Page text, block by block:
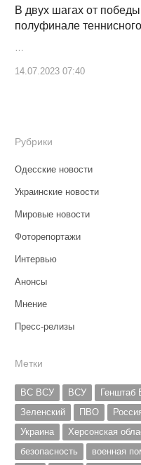
В двух шагах от
полуфинале
14.07.2023 07:40
Рубрики
Одесские новости
Украинские новости
Мировые новости
Фоторепортажи
Интервью
Анонсы
Мнение
Пресс-релизы
Метки
ВС ВСУ ВСУ Генштаб
Зеленский
ПВО
Украина
Херсонская
безопасность
военная